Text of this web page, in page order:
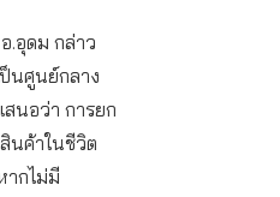
.อุดม กล่าว
นศูนย์กลาง
นอว่า การยก
นค้าในชีวิต
ากไม่มี